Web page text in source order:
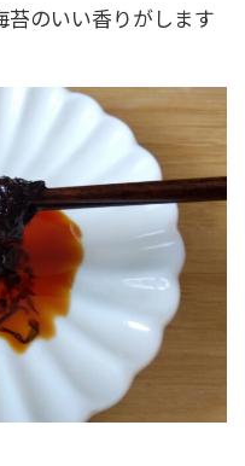
のいい香りがします